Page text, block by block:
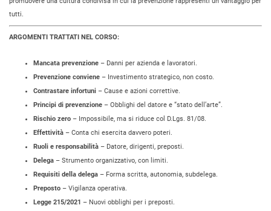
tutti.
ARGOMENTI TRATTATI NEL CORSO:
Mancata prevenzione – Danni per azienda e lavoratori.
Prevenzione conviene – Investimento strategico, non costo.
Contrastare infortuni – Cause e azioni correttive.
Principi di prevenzione – Obblighi del datore e “stato dell’arte”.
Rischio zero – Impossibile, ma si riduce col D.Lgs. 81/08.
Effettività – Conta chi esercita davvero poteri.
Ruoli e responsabilità – Datore, dirigenti, preposti.
Delega – Strumento organizzativo, con limiti.
Requisiti della delega – Forma scritta, autonomia, subdelega.
Preposto – Vigilanza operativa.
Legge 215/2021 – Nuovi obblighi per i preposti.